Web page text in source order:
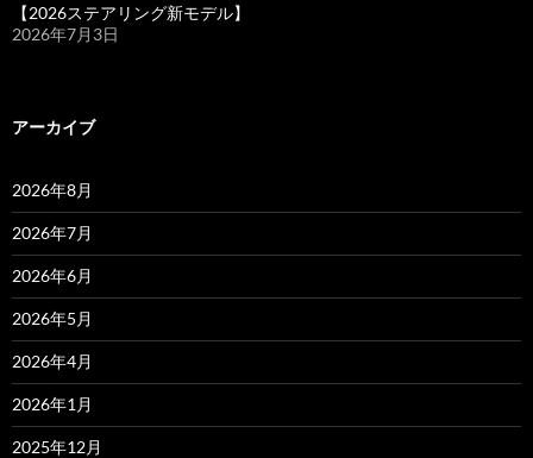
【2026ステアリング新モデル】
2026年7月3日
アーカイブ
2026年8月
2026年7月
2026年6月
2026年5月
2026年4月
2026年1月
2025年12月